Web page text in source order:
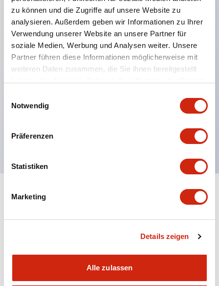
zu können und die Zugriffe auf unsere Website zu
analysieren. Außerdem geben wir Informationen zu Ihrer
Verwendung unserer Website an unsere Partner für
soziale Medien, Werbung und Analysen weiter. Unsere
Partner führen diese Informationen möglicherweise mit
weiteren Daten zusammen, die Sie ihnen bereitgestellt
Notwendig
Präferenzen
Statistiken
Marketing
Details zeigen
Alle zulassen
Hauptmerkmale
Anwendbar in potenziell explosionsgefährdeten
Atmosphären
Bis zu 3 Kontaktblöcke
Finger-sichere (IP20) Schraubklemmen verfügbar
Dokumente und Dateien
Bedienungsanleitung CAD-